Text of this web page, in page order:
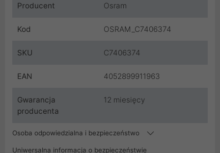
Producent Osram
Kod OSRAM_C7406374
SKU C7406374
EAN 4052899911963
Gwarancja
producenta
12 miesięcy
Osoba odpowiedzialna i bezpieczeństwo
Uniwersalna informacja o bezpieczeństwie